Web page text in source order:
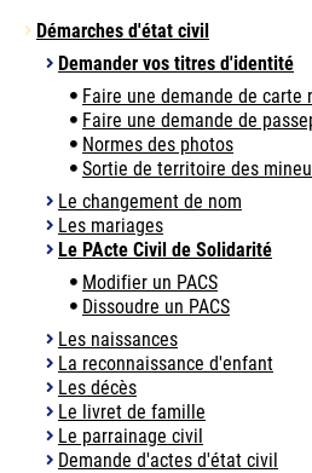
Démarches d'état civil
Demander vos titres d'identité
Faire une demande de
Faire une demande de
Normes des photos
Sortie de territoire des
Le changement de nom
Les mariages
Le PActe Civil de Solidarité
Modifier un PACS
Dissoudre un PACS
Les naissances
La reconnaissance d'enfant
Les décès
Le livret de famille
Le parrainage civil
Demande d'actes d'état civil